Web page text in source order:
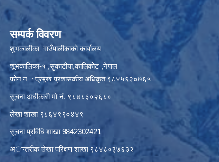
सम्पर्क विवरण
शुभकालीका गाउँपालीकाको कार्यालय
शूभकालिका-५ ,सुकाटीया,कालिकोट ,नेपाल
फोन न. : प्रमुख प्रशासकीय अधिकृत ९८४५६२०७६५
सूचना अधीकारी माे नं. ९८४८३०२६८०
लेखा शाखा ९८६४९९०४४९
सूचना प्रविधि शाखा 9842302421
अान्तरीक लेखा परिक्षण शाखा ९८४८०३७६३२